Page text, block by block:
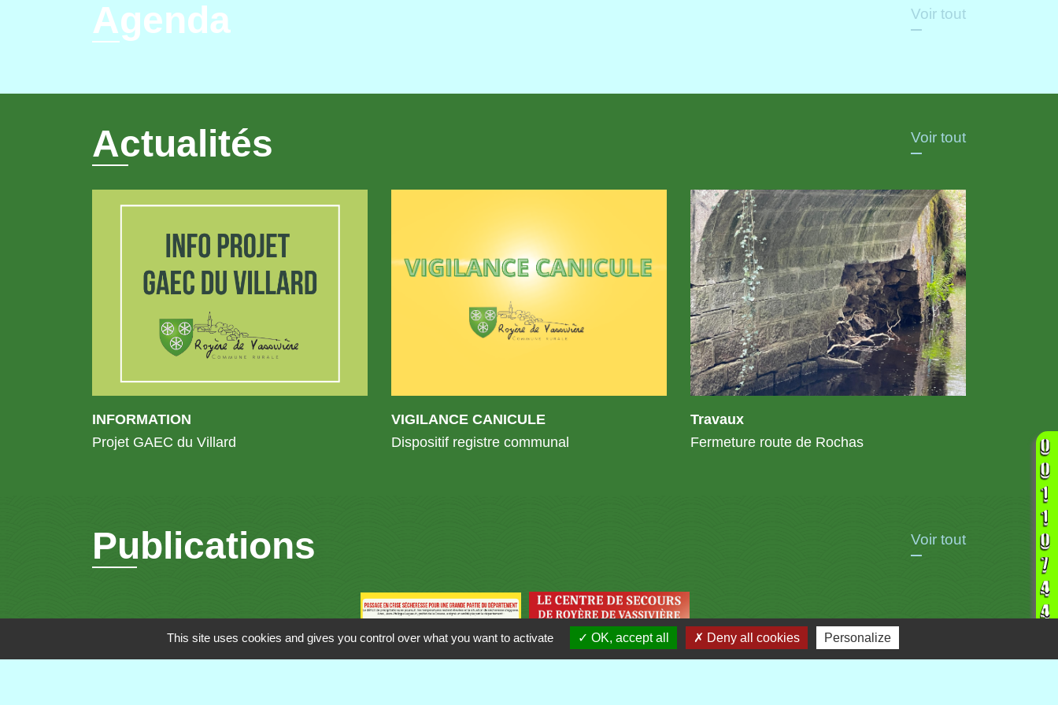
Agenda Voir tout
Actualités Voir tout
INFORMATION
Projet GAEC du Villard
VIGILANCE CANICULE
Dispositif registre communal
Travaux
Fermeture route de Rochas
Publications Voir tout
This site uses cookies and gives you control over what you want to activate OK, accept all Deny all cookies Personalize